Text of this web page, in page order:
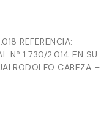
REFERENCIA:
Nº 1.730/2.014 EN SU
CABEZA –